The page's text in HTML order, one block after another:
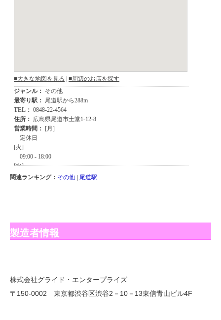
関連ランキング： その他 | 尾道駅
製造者情報
株式会社グライド・エンタープライズ
〒150-0002 東京都渋谷区渋谷2－10－13東信青山ビル4F